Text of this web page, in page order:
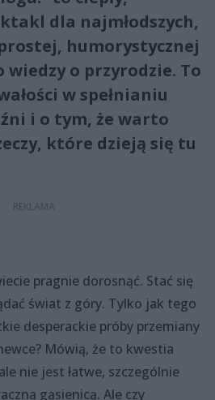
dla najmłodszych,
humorystycznej
o przyrodzie. To
w spełnianiu
i o tym, że warto
które dzieją się tu
pragnie dorosnąć. Stać się
świat z góry. Tylko jak tego
desperackie próby przemiany
Mówią, że to kwestia
nie jest łatwe, szczególnie
gąsienicą. Ale czy